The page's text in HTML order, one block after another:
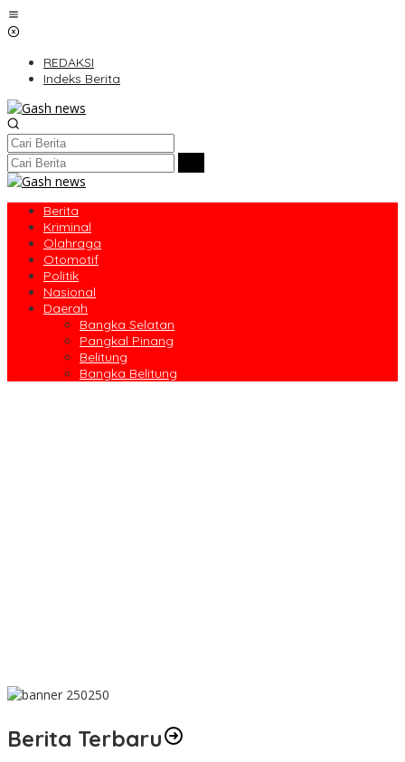
Lewati
ke
REDAKSI
Indeks Berita
Berita
Kriminal
Olahraga
Otomotif
Politik
Nasional
Daerah
Bangka Selatan
Pangkal Pinang
Belitung
Bangka Belitung
Berita Terbaru